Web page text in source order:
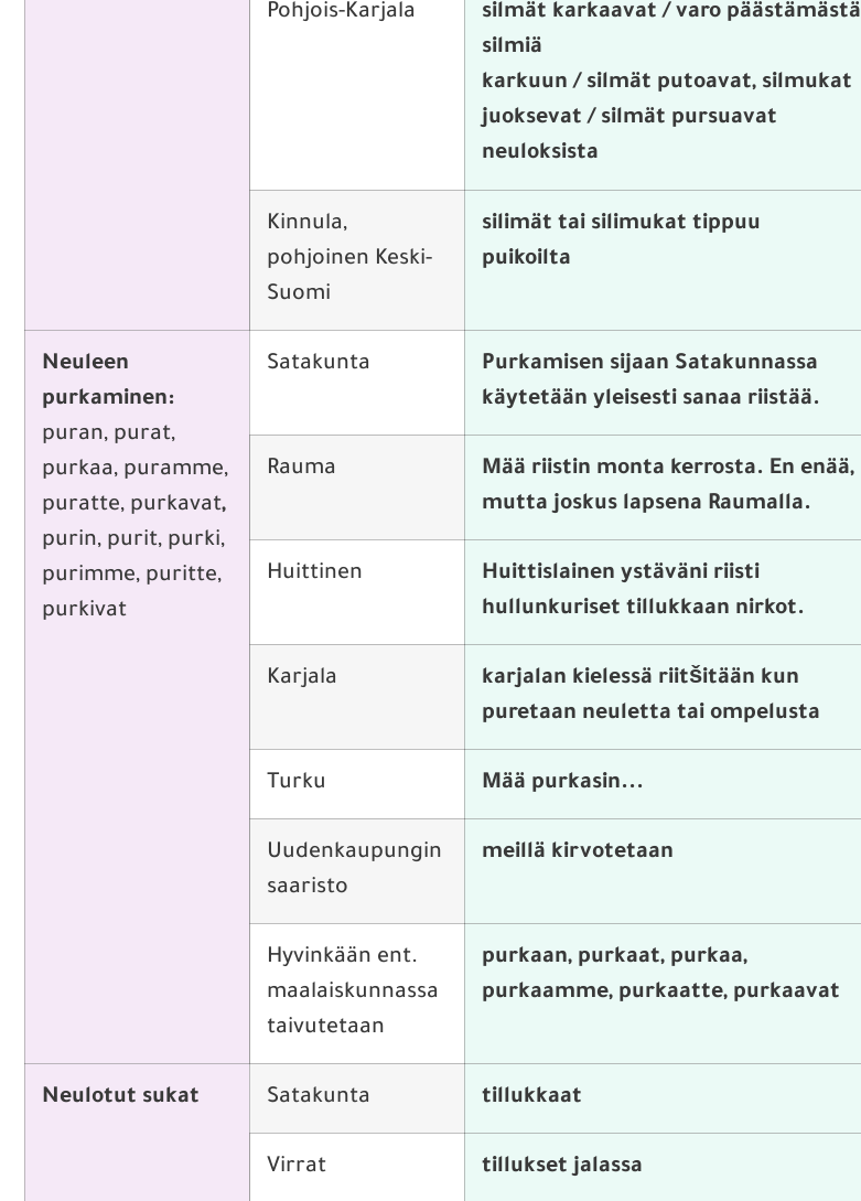
Pohjois-Karjala
silmät karkaavat / varo päästämästä
silmiä
karkuun / silmät putoavat, silmukat
juoksevat / silmät pursuavat
neuloksista
Kinnula,
pohjoinen Keski-
Suomi
silimät tai silimukat tippuu
puikoilta
Neuleen
purkaminen:
puran, purat,
purkaa, puramme,
puratte, purkavat,
purin, purit, purki,
purimme, puritte,
purkivat
Satakunta
Purkamisen sijaan Satakunnassa
käytetään yleisesti sanaa riistää.
Rauma
Mää riistin monta kerrosta. En enää,
mutta joskus lapsena Raumalla.
Huittinen
Huittislainen ystäväni riisti
hullunkuriset tillukkaan nirkot.
Karjala
karjalan kielessä riitšitään kun
puretaan neuletta tai ompelusta
Turku Mää purkasin...
Uudenkaupungin
saaristo
meillä kirvotetaan
Hyvinkään ent.
maalaiskunnassa
taivutetaan
purkaan, purkaat, purkaa,
purkaamme, purkaatte, purkaavat
Neulotut sukat Satakunta tillukkaat
Virrat tillukset jalassa